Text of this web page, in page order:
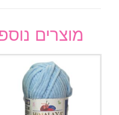
מוצרים